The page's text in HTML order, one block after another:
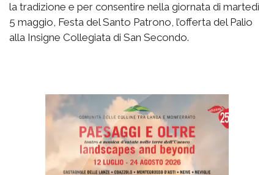
la tradizione e per consentire nella giornata di martedì
5 maggio, Festa del Santo Patrono, l’offerta del Palio
alla Insigne Collegiata di San Secondo.